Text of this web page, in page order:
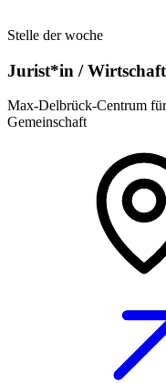
Stelle der woche
Jurist*in /
Max-Delbrück-Centrum
Gemeinschaft